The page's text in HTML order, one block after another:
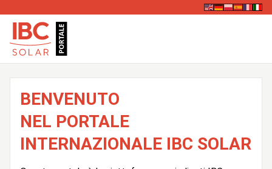
BENVENUTO
NEL PORTALE
INTERNAZIONALE IBC SOLAR